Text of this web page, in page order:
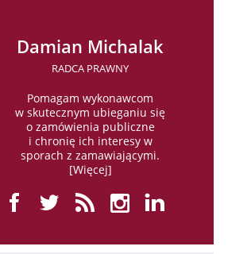
Damian Michalak
RADCA PRAWNY
Pomagam wykonawcom
w skutecznym ubieganiu się
o zamówienia publiczne
i chronię ich interesy w
sporach z zamawiającymi.
[Więcej]